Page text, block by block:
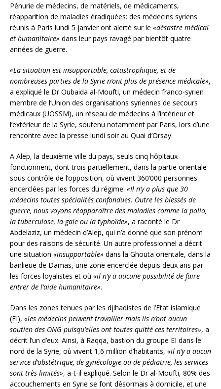
Pénurie de médecins, de matériels, de médicaments,
réapparition de maladies éradiquées: des médecins syriens
réunis à Paris lundi 5 janvier ont alerté sur le «désastre médical
et humanitaire» dans leur pays ravagé par bientôt quatre
années de guerre.
«La situation est insupportable, catastrophique, et de
nombreuses parties de la Syrie n’ont plus de présence médicale»,
a expliqué le Dr Oubaida al-Moufti, un médecin franco-syrien
membre de l’Union des organisations syriennes de secours
médicaux (UOSSM), un réseau de médecins à l’intérieur et
l’extérieur de la Syrie, soutenu notamment par Paris, lors d’une
rencontre avec la presse lundi soir au Quai d’Orsay.
A Alep, la deuxième ville du pays, seuls cinq hôpitaux
fonctionnent, dont trois partiellement, dans la partie orientale
sous contrôle de l’opposition, où vivent 360’000 personnes
encerclées par les forces du régime. «Il n’y a plus que 30
médecins toutes spécialités confondues. Outre les blessés de
guerre, nous voyons réapparaître des maladies comme la polio,
la tuberculose, la gale ou la typhoïde», a raconté le Dr
Abdelaziz, un médecin d’Alep, qui n’a donné que son prénom
pour des raisons de sécurité. Un autre professionnel a décrit
une situation «insupportable» dans la Ghouta orientale, dans la
banlieue de Damas, une zone encerclée depuis deux ans par
les forces loyalistes et où «il n’y a aucune possibilité de faire
entrer de l’aide humanitaire».
Dans les zones tenues par les djihadistes de l’Etat islamique
(EI), «les médecins peuvent travailler mais ils n’ont aucun
soutien des ONG puisqu’elles ont toutes quitté ces territoires», a
décrit l’un d’eux. Ainsi, à Raqqa, bastion du groupe EI dans le
nord de la Syrie, où vivent 1,6 million d’habitants, «il n’y a aucun
service d’obstétrique, de gynécologie ou de pédiatrie, les services
sont très limités», a-t-il expliqué. Selon le Dr al-Moufti, 80% des
accouchements en Syrie se font désormais à domicile, et une